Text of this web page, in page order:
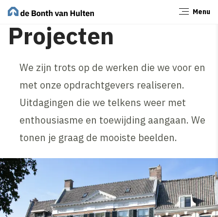
Menu
Projecten
We zijn trots op de werken die we voor en
met onze opdrachtgevers realiseren.
Uitdagingen die we telkens weer met
enthousiasme en toewijding aangaan. We
tonen je graag de mooiste beelden.
Sluiten